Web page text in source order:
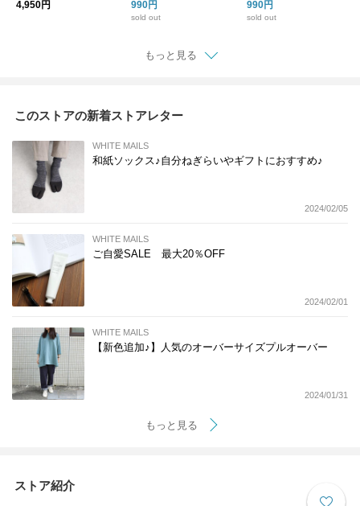
4,950円 990円
sold out
生活】
990円
sold out
もっと見る
このストアの新着ストアレター
WHITE MAILS
和紙ソックス♪自分ねぎらいやギフトにおすすめ♪
2024/02/05
WHITE MAILS
ご自愛SALE 最大20％OFF
2024/02/01
WHITE MAILS
【新色追加♪】人気のオーバーサイズプルオーバー
2024/01/31
もっと見る
ストア紹介